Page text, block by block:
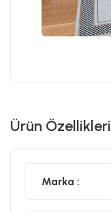
Ürün Özellikleri
Marka :